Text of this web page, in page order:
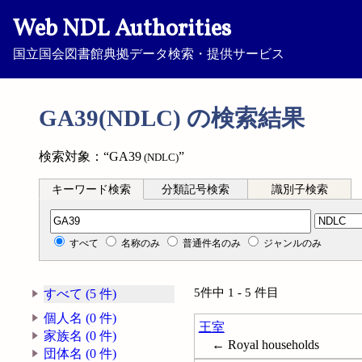
Web NDL Authorities
国立国会図書館典拠データ検索・提供サービス
GA39(NDLC) の検索結果
検索対象：“GA39 (NDLC)”
キーワード検索 分類記号検索 識別子検索
分類記号検索
すべて 名称のみ 普通件名のみ ジャンルのみ
すべて (5 件)
個人名 (0 件)
家族名 (0 件)
団体名 (0 件)
5件中 1 - 5 件目
王室
← Royal households